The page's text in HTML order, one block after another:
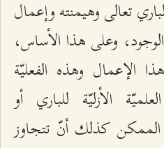
تعالى وهيمنته وإعمال
وعلى هذا الأساس،
الإعمال وهذه الفعليّة
الأزليّة للباري أو
الممكن كذلك أنّ تتجاوز